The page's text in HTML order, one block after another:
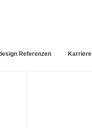
Referenzen Karriere